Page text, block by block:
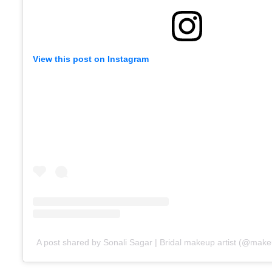
View this post on Instagram
A post shared by Sonali Sagar | Bridal makeup artist